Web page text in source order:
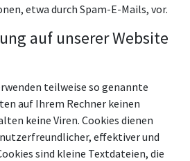
etwa durch Spam-E-Mails, vor.
auf unserer Website
teilweise so genannte
auf Ihrem Rechner keinen
keine Viren. Cookies dienen
effektiver und
sind kleine Textdateien, die